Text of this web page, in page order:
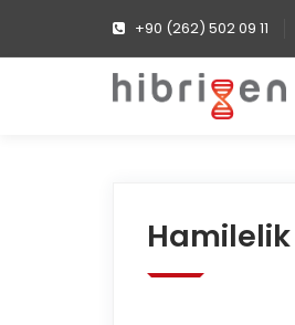
+90 (262) 502 09 11
Hamilelik